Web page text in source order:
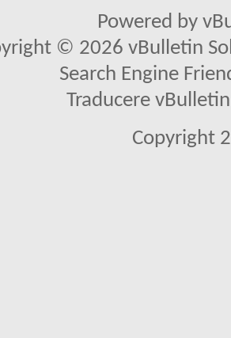
Powered by
© 2026 vBulletin
Search Engine
Traducere
Copyright